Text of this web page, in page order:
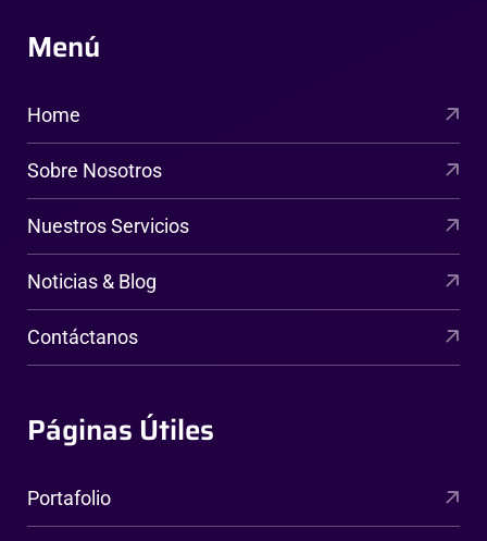
Menú
Home
Sobre Nosotros
Nuestros Servicios
Noticias & Blog
Contáctanos
Páginas Útiles
Portafolio